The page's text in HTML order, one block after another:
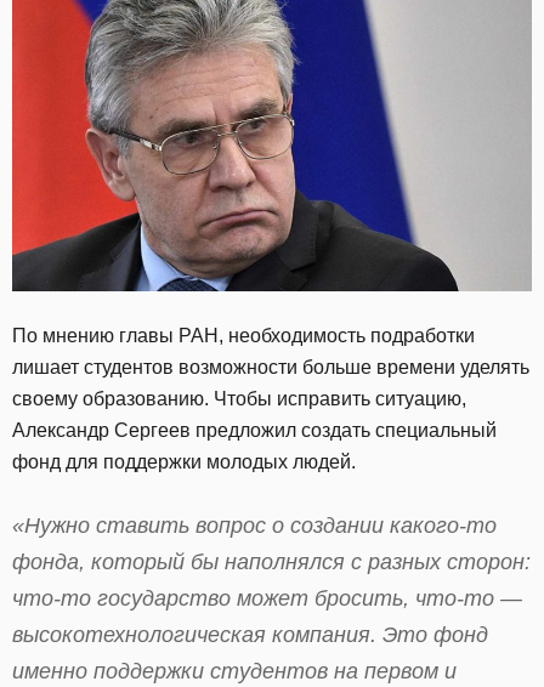
По мнению главы РАН, необходимость подработки
лишает студентов возможности больше времени уделять
своему образованию. Чтобы исправить ситуацию,
Александр Сергеев предложил создать специальный
фонд для поддержки молодых людей.
«Нужно ставить вопрос о создании какого-то
фонда, который бы наполнялся с разных сторон:
что-то государство может бросить, что-то —
высокотехнологическая компания. Это фонд
именно поддержки студентов на первом и